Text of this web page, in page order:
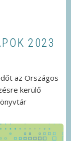
2023
az Országos
kerülő